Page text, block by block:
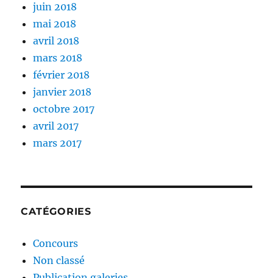
juin 2018
mai 2018
avril 2018
mars 2018
février 2018
janvier 2018
octobre 2017
avril 2017
mars 2017
CATÉGORIES
Concours
Non classé